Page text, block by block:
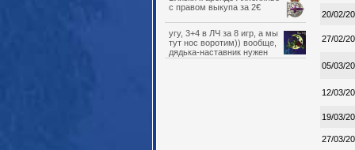
с правом выкупа за 2€
угу, 3+4 в ЛЧ за 8 игр, а мы
тут нос воротим)) вообще,
дядька-наставник нужен
детскому саду, который мы
20/02/
27/02/
05/03/
12/03/
19/03/
27/03/